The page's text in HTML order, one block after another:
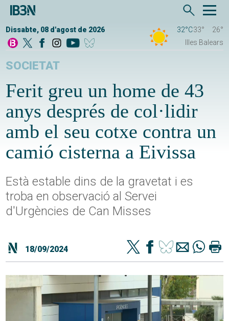
Dissabte, 08 d'agost de 2026 32°C33°
26°
Illes Balears
SOCIETAT
Ferit greu un home de 43
anys després de col·lidir
amb el seu cotxe contra un
camió cisterna a Eivissa
Està estable dins de la gravetat i es
troba en observació al Servei
d'Urgències de Can Misses
18/09/2024